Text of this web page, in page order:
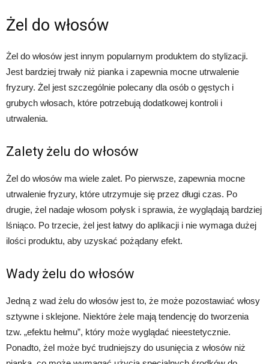
Żel do włosów
Żel do włosów jest innym popularnym produktem do stylizacji.
Jest bardziej trwały niż pianka i zapewnia mocne utrwalenie
fryzury. Żel jest szczególnie polecany dla osób o gęstych i
grubych włosach, które potrzebują dodatkowej kontroli i
utrwalenia.
Zalety żelu do włosów
Żel do włosów ma wiele zalet. Po pierwsze, zapewnia mocne
utrwalenie fryzury, które utrzymuje się przez długi czas. Po
drugie, żel nadaje włosom połysk i sprawia, że wyglądają bardziej
lśniąco. Po trzecie, żel jest łatwy do aplikacji i nie wymaga dużej
ilości produktu, aby uzyskać pożądany efekt.
Wady żelu do włosów
Jedną z wad żelu do włosów jest to, że może pozostawiać włosy
sztywne i sklejone. Niektóre żele mają tendencję do tworzenia
tzw. „efektu hełmu”, który może wyglądać nieestetycznie.
Ponadto, żel może być trudniejszy do usunięcia z włosów niż